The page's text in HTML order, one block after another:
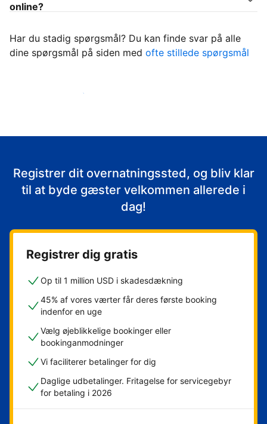
online?
Har du stadig spørgsmål? Du kan finde svar på alle
dine spørgsmål på siden med ofte stillede spørgsmål
Begynd at tage imod gæster
Registrer dit overnatningssted, og bliv klar
til at byde gæster velkommen allerede i
dag!
Registrer dig gratis
Op til 1 million USD i skadesdækning
45% af vores værter får deres første booking
indenfor en uge
Vælg øjeblikkelige bookinger eller
bookinganmodninger
Vi faciliterer betalinger for dig
Daglige udbetalinger. Fritagelse for servicegebyr
for betaling i 2026